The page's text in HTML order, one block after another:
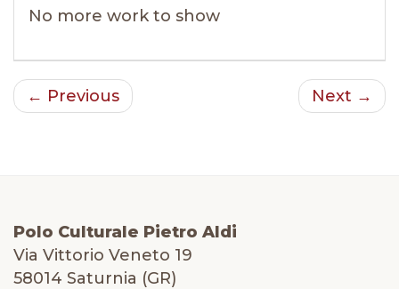
No more work to show
← Previous Next →
Polo Culturale Pietro Aldi
Via Vittorio Veneto 19
58014 Saturnia (GR)